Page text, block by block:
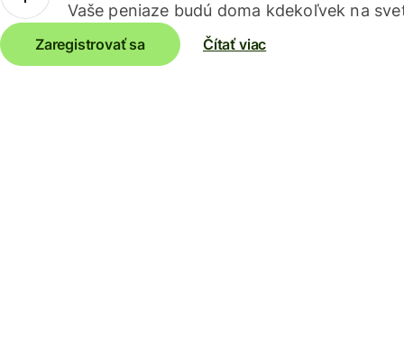
Vaše peniaze budú doma kdekoľvek na
Zaregistrovať sa Čítať viac